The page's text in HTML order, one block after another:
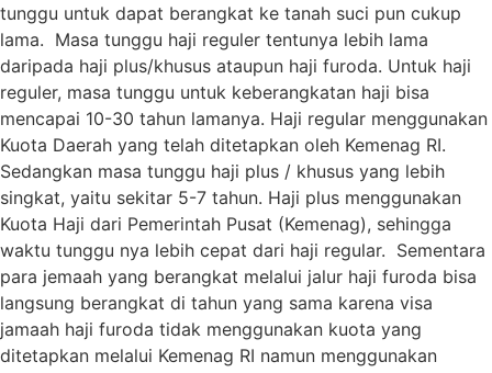
tunggu untuk dapat berangkat ke tanah suci pun cukup
lama. Masa tunggu haji reguler tentunya lebih lama
daripada haji plus/khusus ataupun haji furoda. Untuk haji
reguler, masa tunggu untuk keberangkatan haji bisa
mencapai 10-30 tahun lamanya. Haji regular menggunakan
Kuota Daerah yang telah ditetapkan oleh Kemenag RI.
Sedangkan masa tunggu haji plus / khusus yang lebih
singkat, yaitu sekitar 5-7 tahun. Haji plus menggunakan
Kuota Haji dari Pemerintah Pusat (Kemenag), sehingga
waktu tunggu nya lebih cepat dari haji regular. Sementara
para jemaah yang berangkat melalui jalur haji furoda bisa
langsung berangkat di tahun yang sama karena visa
jamaah haji furoda tidak menggunakan kuota yang
ditetapkan melalui Kemenag RI namun menggunakan